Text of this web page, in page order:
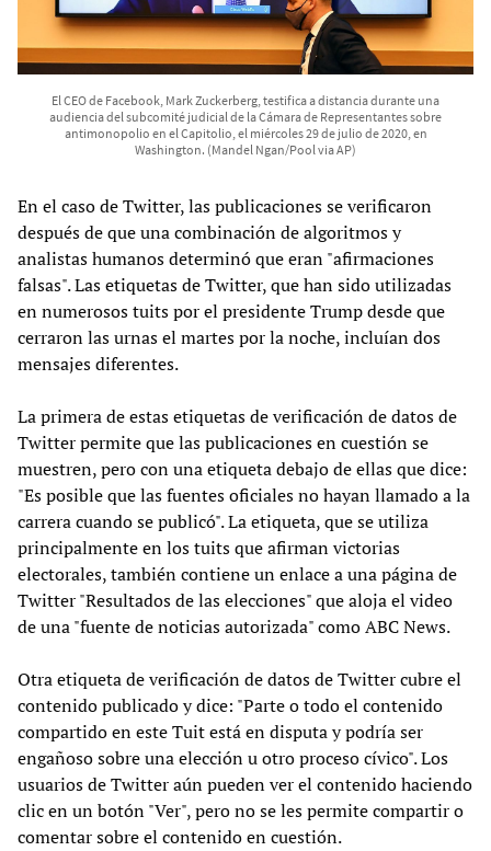
El CEO de Facebook, Mark Zuckerberg, testifica a distancia durante una
audiencia del subcomité judicial de la Cámara de Representantes sobre
antimonopolio en el Capitolio, el miércoles 29 de julio de 2020, en
Washington. (Mandel Ngan/Pool via AP)
En el caso de Twitter, las publicaciones se verificaron
después de que una combinación de algoritmos y
analistas humanos determinó que eran "afirmaciones
falsas". Las etiquetas de Twitter, que han sido utilizadas
en numerosos tuits por el presidente Trump desde que
cerraron las urnas el martes por la noche, incluían dos
mensajes diferentes.
La primera de estas etiquetas de verificación de datos de
Twitter permite que las publicaciones en cuestión se
muestren, pero con una etiqueta debajo de ellas que dice:
"Es posible que las fuentes oficiales no hayan llamado a la
carrera cuando se publicó". La etiqueta, que se utiliza
principalmente en los tuits que afirman victorias
electorales, también contiene un enlace a una página de
Twitter "Resultados de las elecciones" que aloja el video
de una "fuente de noticias autorizada" como ABC News.
Otra etiqueta de verificación de datos de Twitter cubre el
contenido publicado y dice: "Parte o todo el contenido
compartido en este Tuit está en disputa y podría ser
engañoso sobre una elección u otro proceso cívico". Los
usuarios de Twitter aún pueden ver el contenido haciendo
clic en un botón "Ver", pero no se les permite compartir o
comentar sobre el contenido en cuestión.